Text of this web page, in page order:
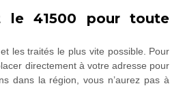
le 41500 pour toute
les traités le plus vite possible. Pour
directement à votre adresse pour
dans la région, vous n’aurez pas à